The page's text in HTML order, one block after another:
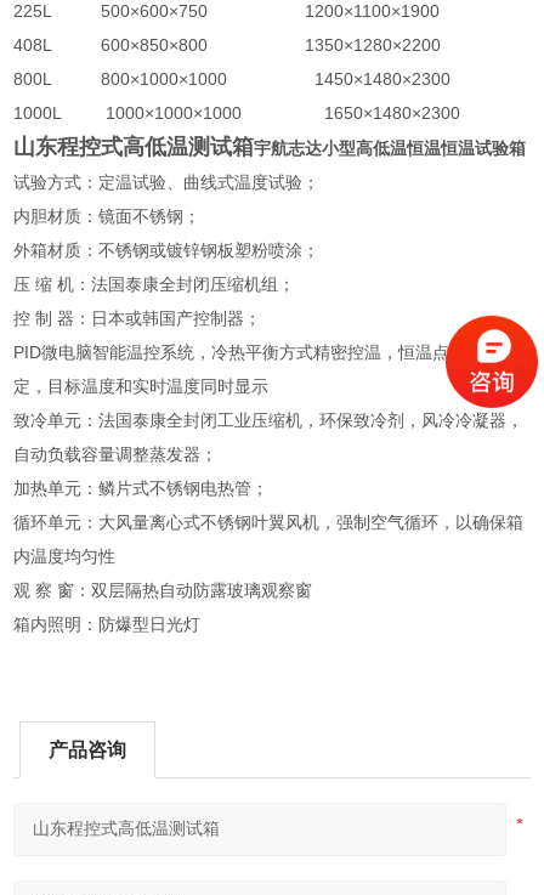
225L 500×600×750 1200×1100×1900
408L 600×850×800 1350×1280×2200
800L 800×1000×1000 1450×1480×2300
1000L 1000×1000×1000 1650×1480×2300
山东程控式高低温测试箱宇航志达小型高低温恒温恒温试验箱
试验方式：定温试验、曲线式温度试验；
内胆材质：镜面不锈钢；
外箱材质：不锈钢或镀锌钢板塑粉喷涂；
压 缩 机：法国泰康全封闭压缩机组；
控 制 器：日本或韩国产控制器；
PID微电脑智能温控系统，冷热平衡方式精密控温，恒温点可任意设
定，目标温度和实时温度同时显示
致冷单元：法国泰康全封闭工业压缩机，环保致冷剂，风冷冷凝器，
自动负载容量调整蒸发器；
加热单元：鳞片式不锈钢电热管；
循环单元：大风量离心式不锈钢叶翼风机，强制空气循环，以确保箱
内温度均匀性
观 察 窗：双层隔热自动防露玻璃观察窗
箱内照明：防爆型日光灯
产品咨询